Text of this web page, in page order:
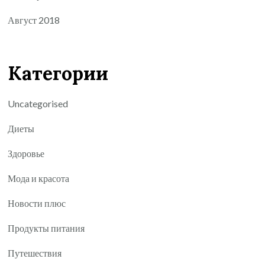
Август 2018
Категории
Uncategorised
Диеты
Здоровье
Мода и красота
Новости плюс
Продукты питания
Путешествия